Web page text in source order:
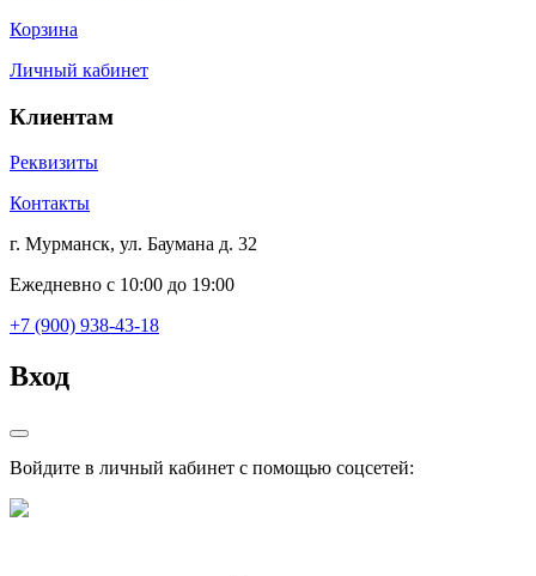
Корзина
Личный кабинет
Клиентам
Реквизиты
Контакты
г. Мурманск, ул. Баумана д. 32
Ежедневно с 10:00 до 19:00
+7 (900) 938-43-18
Вход
Войдите в личный кабинет с помощью соцсетей: